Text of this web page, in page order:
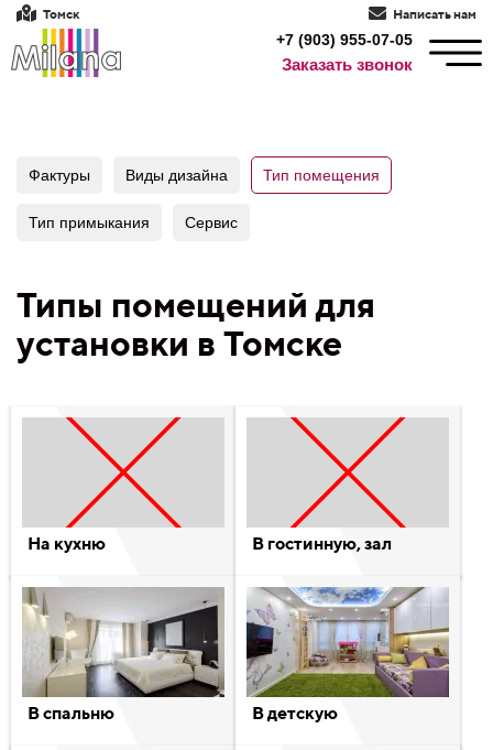
Томск Написать нам
+7 (903) 955-07-05
Заказать звонок
Фактуры Виды дизайна Тип помещения
Тип примыкания Сервис
Типы помещений для
установки в Томске
На кухню В гостинную, зал
В спальню В детскую